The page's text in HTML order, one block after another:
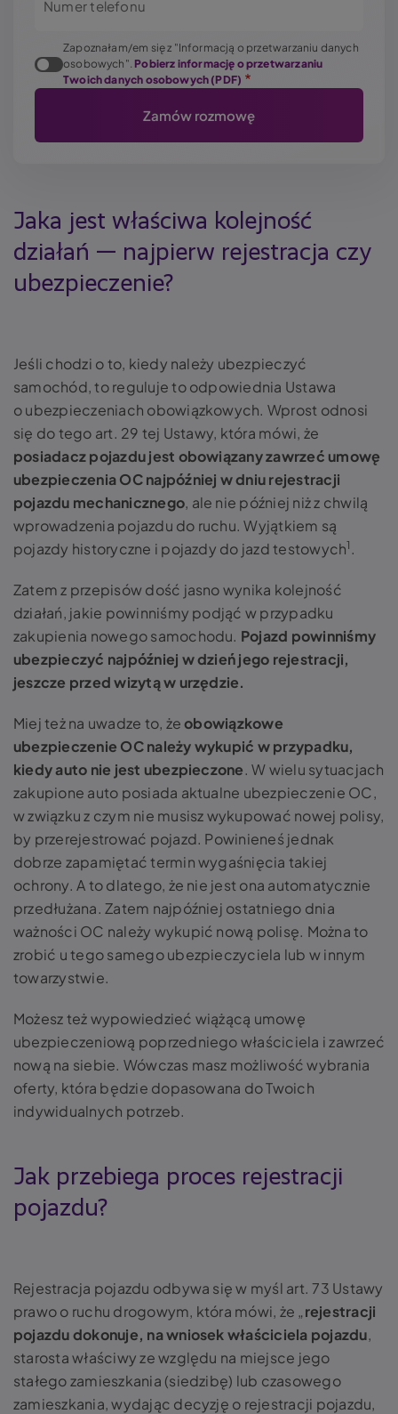
Numer telefonu
Zapoznałam/em się z "Informacją o przetwarzaniu danych
osobowych". Pobierz informację o przetwarzaniu
Twoich danych osobowych (PDF)
Jaka jest właściwa kolejność
działań — najpierw rejestracja czy
ubezpieczenie?
Jeśli chodzi o to, kiedy należy ubezpieczyć
samochód, to reguluje to odpowiednia Ustawa
o ubezpieczeniach obowiązkowych. Wprost odnosi
się do tego art. 29 tej Ustawy, która mówi, że
posiadacz pojazdu jest obowiązany zawrzeć umowę
ubezpieczenia OC najpóźniej w dniu rejestracji
pojazdu mechanicznego, ale nie później niż z chwilą
wprowadzenia pojazdu do ruchu. Wyjątkiem są
pojazdy historyczne i pojazdy do jazd testowych1 .
Zatem z przepisów dość jasno wynika kolejność
działań, jakie powinniśmy podjąć w przypadku
zakupienia nowego samochodu. Pojazd powinniśmy
ubezpieczyć najpóźniej w dzień jego rejestracji,
jeszcze przed wizytą w urzędzie.
Miej też na uwadze to, żeobowiązkowe
ubezpieczenie OC należy wykupić w przypadku,
kiedy auto nie jest ubezpieczone. W wielu sytuacjach
zakupione auto posiada aktualne ubezpieczenie OC,
w związku z czym nie musisz wykupować nowej polisy,
by przerejestrować pojazd. Powinieneś jednak
dobrze zapamiętać termin wygaśnięcia takiej
ochrony. A to dlatego, że nie jest ona automatycznie
przedłużana. Zatem najpóźniej ostatniego dnia
ważności OC należy wykupić nową polisę. Można to
zrobić u tego samego ubezpieczyciela lub w innym
towarzystwie.
Możesz też wypowiedzieć wiążącą umowę
ubezpieczeniową poprzedniego właściciela i zawrzeć
nową na siebie. Wówczas masz możliwość wybrania
oferty, która będzie dopasowana do Twoich
indywidualnych potrzeb.
Jak przebiega proces rejestracji
pojazdu?
Rejestracja pojazdu odbywa się w myśl art. 73 Ustawy
prawo o ruchu drogowym, która mówi, że „rejestracji
pojazdu dokonuje, na wniosek właściciela pojazdu,
starosta właściwy ze względu na miejsce jego
stałego zamieszkania (siedzibę) lub czasowego
zamieszkania, wydając decyzję o rejestracji pojazdu,